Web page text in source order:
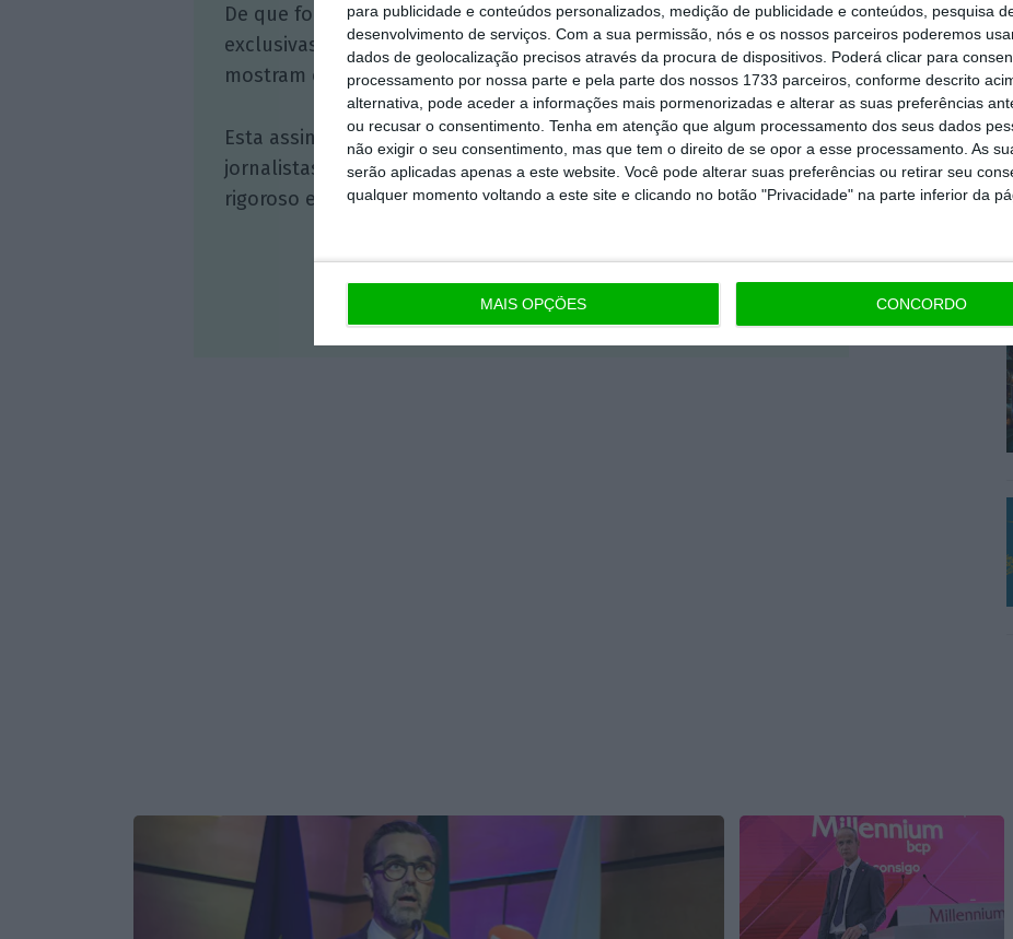
para publicidade e conteúdos personalizados, medição de publicidade e conteúdos, pesquisa
desenvolvimento de serviços. Com a sua permissão, nós e os nossos parceiros poderemos
dados de geolocalização precisos através da procura de dispositivos. Poderá clicar para
processamento por nossa parte e pela parte dos nossos 1733 parceiros, conforme descrito
alternativa, pode aceder a informações mais pormenorizadas e alterar as suas preferências
ou recusar o consentimento. Tenha em atenção que algum processamento dos seus dados
não exigir o seu consentimento, mas que tem o direito de se opor a esse processamento. As
serão aplicadas apenas a este website. Você pode alterar suas preferências ou retirar seu
qualquer momento voltando a este site e clicando no botão "Privacidade" na parte inferior da
MAIS OPÇÕES CONCORDO
De que forma? Assine o ECO Premium e tenha acesso a notícias
exclusivas, à opinião que conta, às reportagens e especiais que
mostram o outro lado da história.
Esta assinatura é uma forma de apoiar o ECO e os seus
jornalistas. A nossa contrapartida é o jornalismo independente,
rigoroso e credível.